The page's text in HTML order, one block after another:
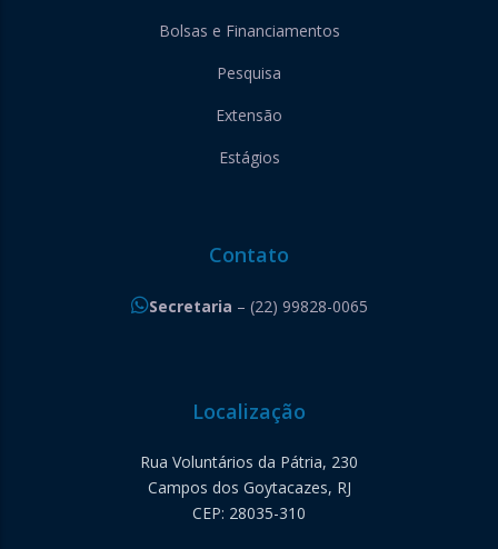
Bolsas e Financiamentos
Pesquisa
Extensão
Estágios
Contato
Secretaria – (22) 99828-0065
Localização
Rua Voluntários da Pátria, 230
Campos dos Goytacazes, RJ
CEP: 28035-310